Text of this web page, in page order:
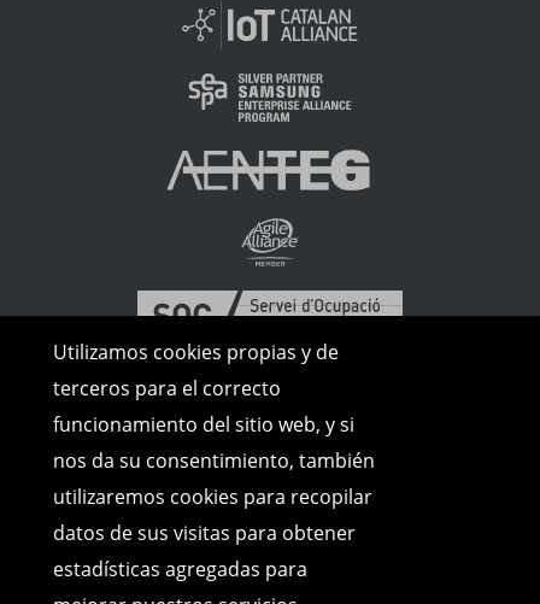
Utilizamos cookies propias y de
terceros para el correcto
funcionamiento del sitio web, y si
nos da su consentimiento, también
utilizaremos cookies para recopilar
datos de sus visitas para obtener
estadísticas agregadas para